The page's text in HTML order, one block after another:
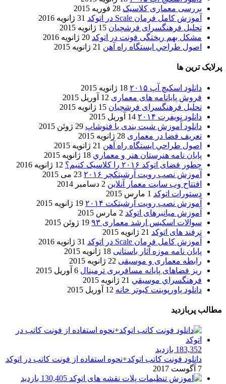
بررسی معماری کلاسیک 28 فوریه 2015
آموزش کامل فرمان Scale در اتوکد
31 ژانویه 2016
تحلیل فرهنگسرای فرشچیان 15 ژانویه 2015
مشکل بهم ریختگی فونت در اتوکد 20 ژانویه 2016
اصول طراحي ایستگاه راه آهن 21 ژانویه 2015
پرلایک ترین ها
دانلود اسکیچ آپ ۲۰۱۵
18 ژانویه 2015
فروش پایانامه های معماری 12 آوریل 2015
تحلیل فرهنگسرای فرشچیان 15 ژانویه 2015
دانلود نویفرت ۲۰۱۴
14 آوریل 2015
دانلود آموزش شیت بندی با فتوشاپ 29 ژوئن 2015
تعریف فضا در معماری 28 ژانویه 2015
اصول طراحي ایستگاه راه آهن 21 ژانویه 2015
پایان نامه هنرستان هنر و معماري 18 ژانویه 2015
چطور فضای اتوکد ۲۰۱۶ را کلاسیک کنیم؟
12 ژانویه 2016
آموزش نصب رویت آرشیتکچر ۲۰۱۶
23 می 2015
افتتاح وب سایت معمار آنلاین 2 دسامبر 2014
دستورات اتوکد 1 مارس 2015
آموزش نصب رویت آرشیتکت ۲۰۱۴
19 ژانویه 2015
آموزش میانبرهای اتوکد 2 مارس 2015
سوالات اسکیس ارشد معماری ۹۳
19 ژوئن 2015
ترفند های اتوکد 21 ژانویه 2015
آموزش کامل فرمان Scale در اتوکد
31 ژانویه 2016
پایان نامه موزه آثار باستانی 18 ژانویه 2015
رابطه معماری و موسیقی 22 ژانویه 2015
ریز فضاهای پایانه مسافربری ترمینال 6 آوریل 2015
فرهنگسراي موسيقي 21 ژانویه 2015
دانلود پاورپوینت کبوتر خانه 12 آوریل 2015
مطالب پربازدید
183,352 بازدید
دانلود فونت کاتب اتوکد+نحوه استفاده از فونت کاتب در اتوکد
7 آگوست 2017
130,405 بازدید